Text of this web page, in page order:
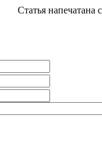
Статья напечатана